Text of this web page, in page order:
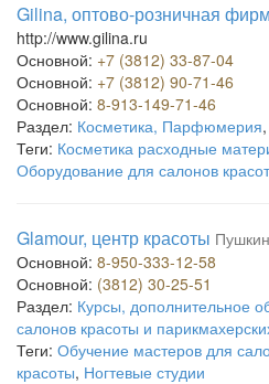
Gilina, оптово-розничная
http://www.gilina.ru
Основной: +7 (3812) 33-87-04
Основной: +7 (3812) 90-71-46
Основной: 8-913-149-71-46
Раздел: Косметика, Парфюмерия,
Теги: Косметика расходные
Оборудование для салонов
Glamour, центр красоты
Основной: 8-950-333-12-58
Основной: (3812) 30-25-51
Раздел: Курсы, дополнительное
салонов красоты и
Теги: Обучение мастеров для
красоты, Ногтевые студии